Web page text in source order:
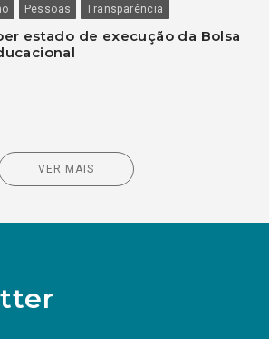
Pessoas Transparência
estado de execução da Bolsa
VER MAIS